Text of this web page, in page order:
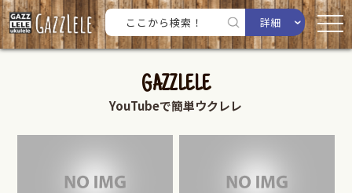
詳細
GAZZLELE
YouTubeで簡単ウクレレ